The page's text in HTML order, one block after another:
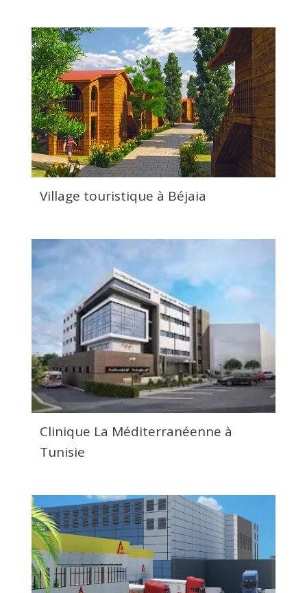
Village touristique à Béjaia
Clinique La Méditerranéenne à
Tunisie